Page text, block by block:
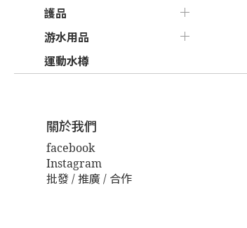
護品
游水用品
運動水樽
關於我們
facebook
Instagram
批發 / 推廣 / 合作